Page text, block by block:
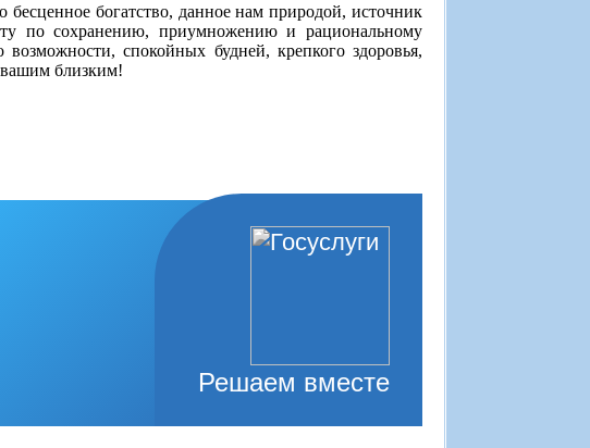
богатство, данное нам природой, источник
по сохранению, приумножению и рациональному
спокойных будней, крепкого здоровья,
вашим близким!
Решаем вместе